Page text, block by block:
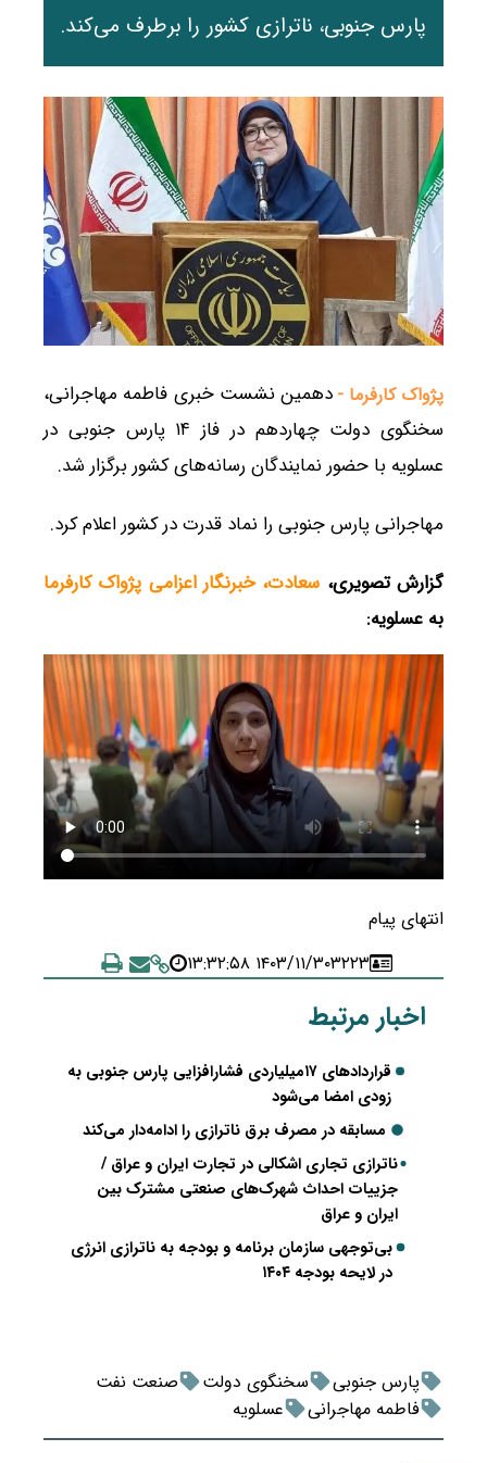
پارس جنوبی، ناترازی کشور را برطرف می‌کند.
پژواک کارفرما - دهمین نشست خبری فاطمه مهاجرانی،
سخنگوی دولت چهاردهم در فاز ۱۴ پارس جنوبی در
عسلویه با حضور نمایندگان رسانه‌های کشور برگزار شد.
مهاجرانی پارس جنوبی را نماد قدرت در کشور اعلام کرد.
گزارش تصویری، سعادت، خبرنگار اعزامی پژواک کارفرما
به عسلویه:
انتهای پیام
۳۲۲۳۱۴۰۳/۱۱/۳۰ ۱۳:۳۲:۵۸
اخبار مرتبط
قراردادهای ۱۷میلیاردی فشارافزایی پارس جنوبی به
زودی امضا می‌شود
مسابقه در مصرف برق ناترازی را ادامه‌دار می‌کند
ناترازی تجاری اشکالی در تجارت ایران و عراق /
جزییات احداث شهرک‌های صنعتی مشترک بین
ایران و عراق
بی‌توجهی سازمان برنامه و بودجه به ناترازی انرژی
در لایحه بودجه ۱۴۰۴
پارس جنوبی سخنگوی دولت
صنعت نفت
فاطمه مهاجرانی
عسلویه